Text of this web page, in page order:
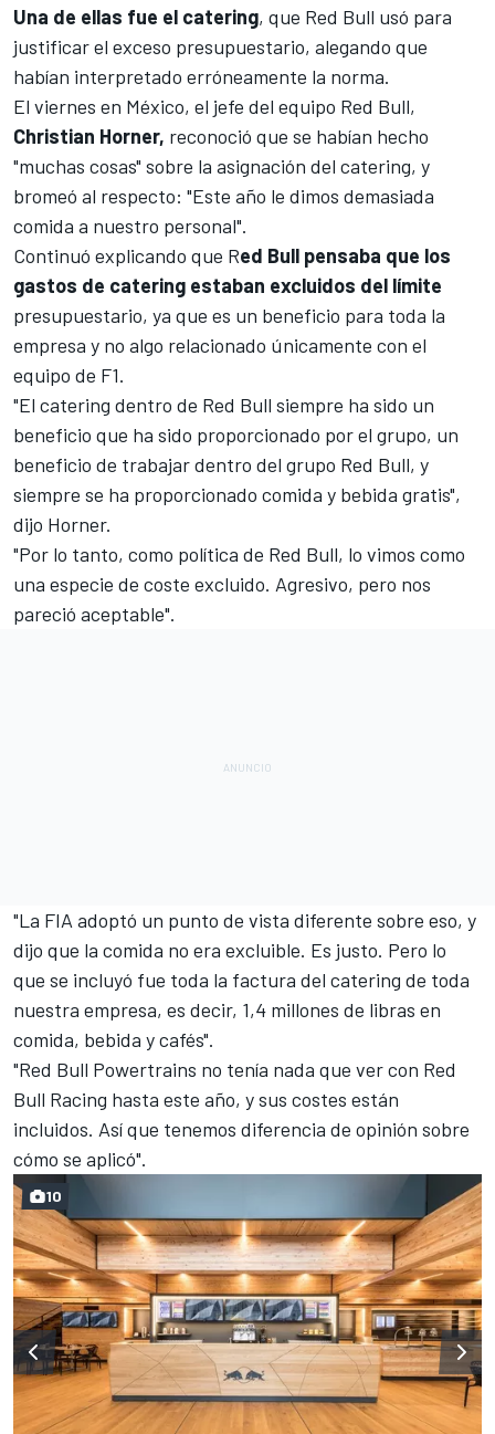
Una de ellas fue el catering, que Red Bull usó para
justificar el exceso presupuestario, alegando que
habían interpretado erróneamente la norma.
El viernes en México, el jefe del equipo Red Bull,
Christian Horner, reconoció que se habían hecho
"muchas cosas" sobre la asignación del catering, y
bromeó al respecto: "Este año le dimos demasiada
comida a nuestro personal".
Continuó explicando que Red Bull pensaba que los
gastos de catering estaban excluidos del límite
presupuestario, ya que es un beneficio para toda la
empresa y no algo relacionado únicamente con el
equipo de F1.
"El catering dentro de Red Bull siempre ha sido un
beneficio que ha sido proporcionado por el grupo, un
beneficio de trabajar dentro del grupo Red Bull, y
siempre se ha proporcionado comida y bebida gratis",
dijo Horner.
"Por lo tanto, como política de Red Bull, lo vimos como
una especie de coste excluido. Agresivo, pero nos
pareció aceptable".
"La FIA adoptó un punto de vista diferente sobre eso, y
dijo que la comida no era excluible. Es justo. Pero lo
que se incluyó fue toda la factura del catering de toda
nuestra empresa, es decir, 1,4 millones de libras en
comida, bebida y cafés".
"Red Bull Powertrains no tenía nada que ver con Red
Bull Racing hasta este año, y sus costes están
incluidos. Así que tenemos diferencia de opinión sobre
cómo se aplicó".
10